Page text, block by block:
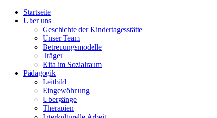
Startseite
Über uns
Geschichte der Kindertagesstätte
Unser Team
Betreuungsmodelle
Träger
Kita im Sozialraum
Pädagogik
Leitbild
Eingewöhnung
Übergänge
Therapien